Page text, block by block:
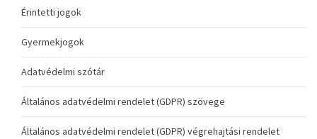
Érintetti jogok
Gyermekjogok
Adatvédelmi szótár
Általános adatvédelmi rendelet (GDPR) szövege
Általános adatvédelmi rendelet (GDPR) végrehajtási rendelet